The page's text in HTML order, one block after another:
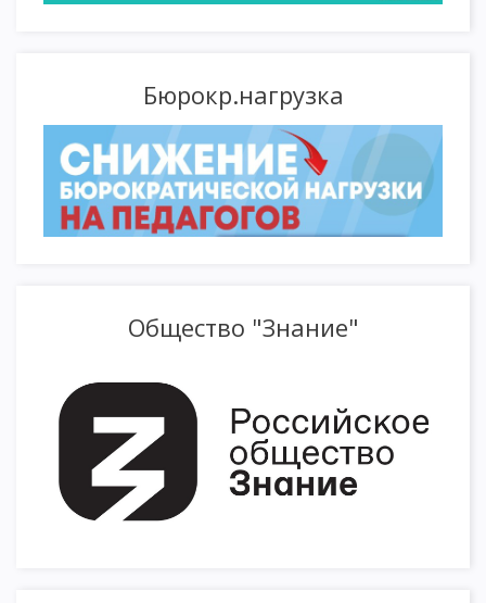
Бюрокр.нагрузка
Общество "Знание"